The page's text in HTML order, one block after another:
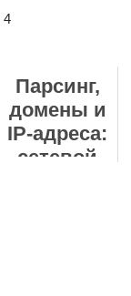
4
Парсинг,
домены и
IP-адреса:
сетевой